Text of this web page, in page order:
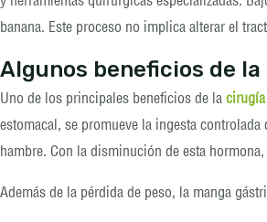
banana. Este proceso no implica alterar el
Algunos beneficios de
Uno de los principales beneficios de la
estomacal, se promueve la ingesta
hambre. Con la disminución de esta
Además de la pérdida de peso, la manga